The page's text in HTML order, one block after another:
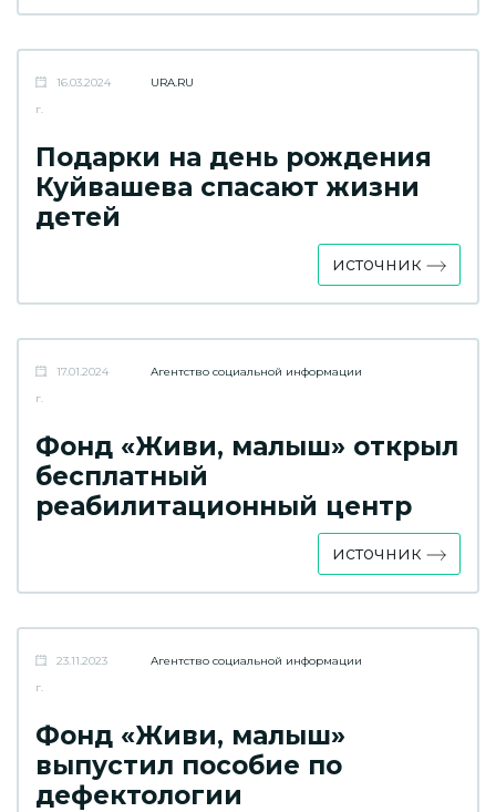
16.03.2024
г.
URA.RU
Подарки на день рождения
Куйвашева спасают жизни
детей
источник
17.01.2024
г.
Агентство социальной информации
Фонд «Живи, малыш» открыл
бесплатный
реабилитационный центр
источник
23.11.2023
г.
Агентство социальной информации
Фонд «Живи, малыш»
выпустил пособие по
дефектологии